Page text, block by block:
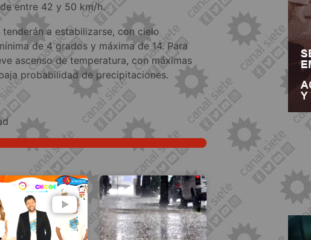
entre 42 y 50 km/h.
a estabilizarse, con cielo
de 4 grados y máxima de 14. Para
ascenso de temperatura, con máximas
probabilidad de precipitaciones.